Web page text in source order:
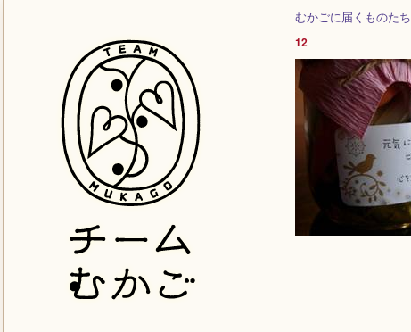
むかごに届くものたち
12